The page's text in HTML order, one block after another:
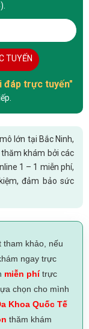
TUYẾN
đáp trực tuyến"
lớn tại Bắc Ninh,
khám bởi các
1 – 1 miễn phí,
đảm bảo sức
tham khảo, nếu
ngay trực
miễn phítrực
chọn cho mình
Khoa Quốc Tế
thăm khám